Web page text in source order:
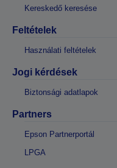
Kereskedő keresése
Feltételek
Használati feltételek
Jogi kérdések
Biztonsági adatlapok
Partners
Epson Partnerportál
LPGA